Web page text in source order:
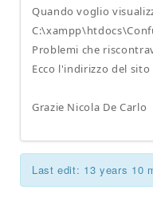
Quando voglio
Problemi che
Ecco l'indirizzo del
Grazie Nicola De Carlo
Last edit: 13 years 10